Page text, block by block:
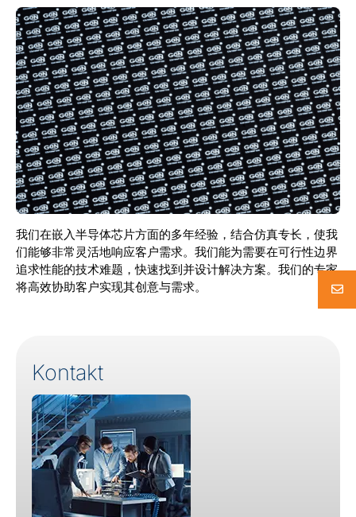
我们在嵌入半导体芯片方面的多年经验，结合仿真专长，使我
们能够非常灵活地响应客户需求。我们能为需要在可行性边界
追求性能的技术难题，快速找到并设计解决方案。我们的专家
将高效协助客户实现其创意与需求。
Kontakt